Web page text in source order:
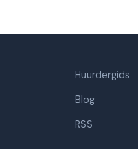
Huurdergids
Blog
RSS